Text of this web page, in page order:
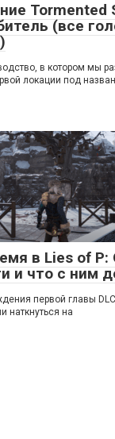
Tormented
(все
в котором мы
локации под
в Lies of P:
и что с ним
первой главы
наткнуться на